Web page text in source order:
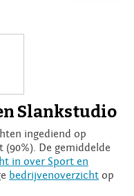
Slankstudio
ingediend op
(90%). De gemiddelde
in over Sport en
bedrijvenoverzicht op